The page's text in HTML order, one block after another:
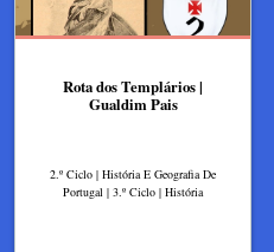
Rota dos Templários |
Gualdim Pais
2.º Ciclo | História E Geografia De
Portugal | 3.º Ciclo | História